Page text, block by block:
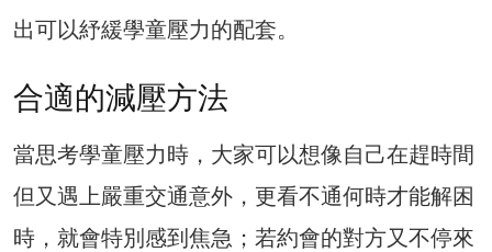
出可以紓緩學童壓力的配套。
合適的減壓方法
當思考學童壓力時，大家可以想像自己在趕時間
但又遇上嚴重交通意外，更看不通何時才能解困
時，就會特別感到焦急；若約會的對方又不停來